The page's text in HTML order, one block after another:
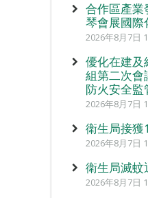
合作區產業
琴會展國際
2026年8月7日
優化在建及
組第二次會
防火安全監
2026年8月7日
衛生局接獲
2026年8月7日
衛生局滅蚊
2026年8月7日